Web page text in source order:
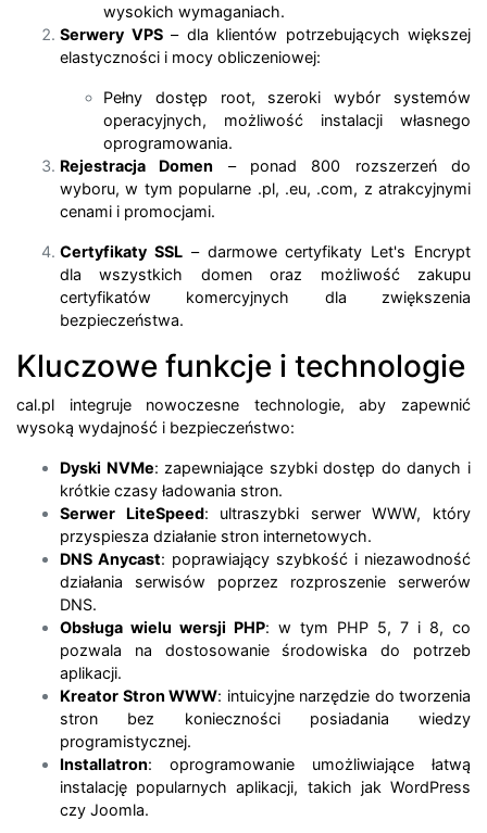
wysokich wymaganiach.
Serwery VPS– dla klientów potrzebujących większej
elastyczności i mocy obliczeniowej:
Pełny dostęp root, szeroki wybór systemów
operacyjnych, możliwość instalacji własnego
oprogramowania.
Rejestracja Domen – ponad 800 rozszerzeń do
wyboru, w tym popularne .pl, .eu, .com, z atrakcyjnymi
cenami i promocjami.
Certyfikaty SSL– darmowe certyfikaty Let's Encrypt
dla wszystkich domen oraz możliwość zakupu
certyfikatów komercyjnych dla zwiększenia
bezpieczeństwa.
Kluczowe funkcje i technologie
cal.pl integruje nowoczesne technologie, aby zapewnić
wysoką wydajność i bezpieczeństwo:
Dyski NVMe: zapewniające szybki dostęp do danych i
krótkie czasy ładowania stron.
Serwer LiteSpeed: ultraszybki serwer WWW, który
przyspiesza działanie stron internetowych.
DNS Anycast: poprawiający szybkość i niezawodność
działania serwisów poprzez rozproszenie serwerów
DNS.
Obsługa wielu wersji PHP: w tym PHP 5, 7 i 8, co
pozwala na dostosowanie środowiska do potrzeb
aplikacji.
Kreator Stron WWW: intuicyjne narzędzie do tworzenia
stron bez konieczności posiadania wiedzy
programistycznej.
Installatron: oprogramowanie umożliwiające łatwą
instalację popularnych aplikacji, takich jak WordPress
czy Joomla.